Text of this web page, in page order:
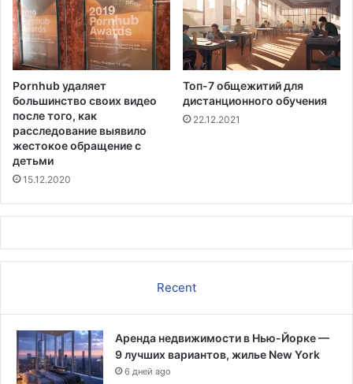
о
в
з
а
г
а
л
л
о
н
Pornhub удаляет
большинство своих видео
после того, как
расследование выявило
жестокое обращение с
детьми
15.12.2020
Топ-7 общежитий для
дистанционного обучения
22.12.2021
Recent
Аренда недвижимости в Нью-Йорке —
9 лучших вариантов, жилье New York
6 дней ago